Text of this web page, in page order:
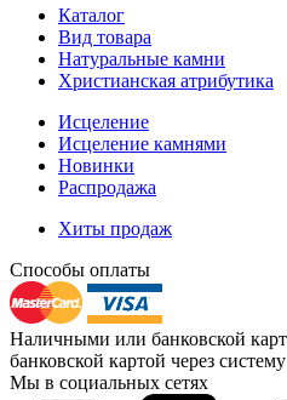
Каталог
Вид товара
Натуральные камни
Христианская атрибутика
Исцеление
Исцеление камнями
Новинки
Распродажа
Хиты продаж
Способы оплаты
Наличными или банковской
банковской картой через
Мы в социальных сетях